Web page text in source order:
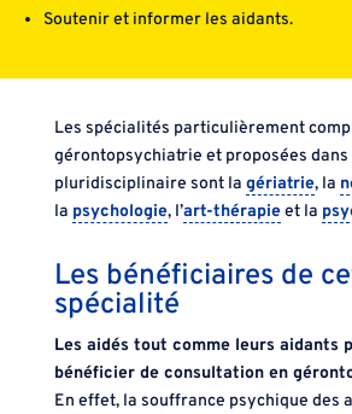
Soutenir et informer les aidants.
Les spécialités particulièrement
gérontopsychiatrie et proposées dans
pluridisciplinaire sont la gériatrie, la
la psychologie, l’art-thérapieet la
Les bénéficiaires de
spécialité
Les aidés tout comme leurs aidants
bénéficier de consultation en
En effet, la souffrance psychique des